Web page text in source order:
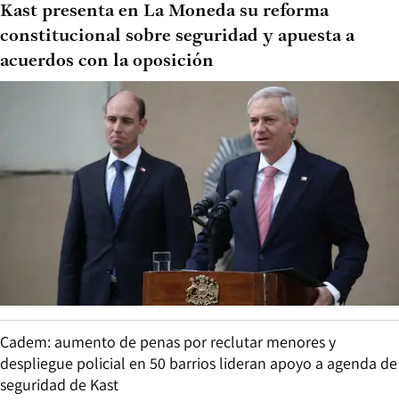
Kast presenta en La Moneda su reforma
constitucional sobre seguridad y apuesta a
acuerdos con la oposición
Cadem: aumento de penas por reclutar menores y
despliegue policial en 50 barrios lideran apoyo a agenda de
seguridad de Kast